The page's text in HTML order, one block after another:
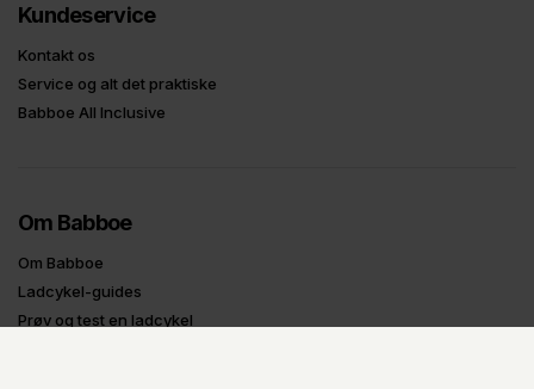
Kundeservice
Kontakt os
Service og alt det praktiske
Babboe All Inclusive
Om Babboe
Om Babboe
Ladcykel-guides
Prøv og test en ladcykel